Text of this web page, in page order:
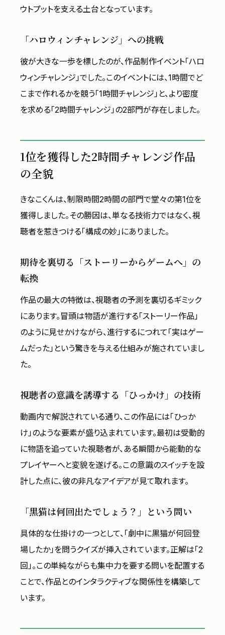
ウトプットを支える土台となっています。
「ハロウィンチャレンジ」への挑戦
彼が大きな一歩を標したのが、作品制作イベント「ハロ
ウィンチャレンジ」でした。このイベントには、1時間でど
こまで作れるかを競う「1時間チャレンジ」と、より密度
を求める「2時間チャレンジ」の2部門が存在しました。
1位を獲得した2時間チャレンジ作品
の全貌
きなこくんは、制限時間2時間の部門で堂々の第1位を
獲得しました。その勝因は、単なる技術力ではなく、視
聴者を惹きつける「構成の妙」にありました。
期待を裏切る「ストーリーからゲームへ」の
転換
作品の最大の特徴は、視聴者の予測を裏切るギミック
にあります。冒頭は物語が進行する「ストーリー作品」
のように見せかけながら、進行するにつれて「実はゲー
ムだった」という驚きを与える仕組みが施されていまし
た。
視聴者の意識を誘導する「ひっかけ」の技術
動画内で解説されている通り、この作品には「ひっか
け」のような要素が盛り込まれています。最初は受動的
に物語を追っていた視聴者が、ある瞬間から能動的な
プレイヤーへと変貌を遂げる。この意識のスイッチを設
計した点に、彼の非凡なアイデアが見て取れます。
「黒猫は何回出たでしょう？」という問い
具体的な仕掛けの一つとして、「劇中に黒猫が何回登
場したか」を問うクイズが挿入されています。正解は「2
回」。この単純ながらも集中力を要する問いを配置する
ことで、作品とのインタラクティブな関係性を構築して
います。